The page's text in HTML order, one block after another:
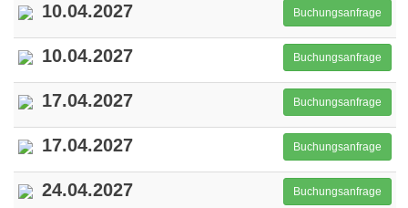
10.04.2027 Buchungsanfrage
10.04.2027 Buchungsanfrage
17.04.2027 Buchungsanfrage
17.04.2027 Buchungsanfrage
24.04.2027 Buchungsanfrage